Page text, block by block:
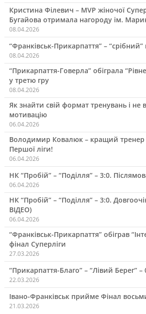
Кристина Філевич – MVP жіночої
Бугайова отримала нагороду ім.
08.04.2026
“Франківськ-Прикарпаття” –
08.04.2026
“Прикарпаття-Говерла” обіграла
у третю гру
08.04.2026
Як знайти свій формат тренувань і не
мотивацію
06.04.2026
Володимир Ковалюк – кращий тренер
Першої ліги!
06.04.2026
НК “Пробій” – “Поділля” – 3:0.
06.04.2026
НК “Пробій” – “Поділля” – 3:0.
ВІДЕО)
06.04.2026
“Франківськ-Прикарпаття” обіграв
фінал Суперліги
27.03.2026
“Прикарпаття-Благо” – “Лівий Берег” –
22.03.2026
Івано-Франківськ прийме Фінал
21.03.2026